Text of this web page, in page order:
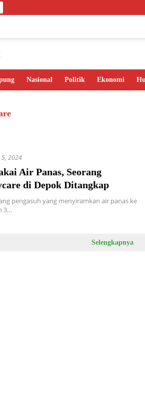
Nasional Politik Ekonomi
5, 2024
Air Panas, Seorang
di Depok Ditangkap
pengasuh yang menyiramkan air panas ke
3…
Selengkapnya